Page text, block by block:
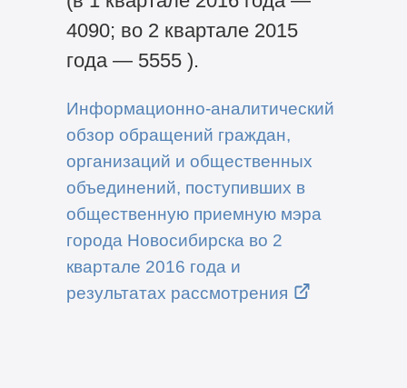
4090; во 2 квартале 2015
года — 5555 ).
Информационно-аналитический
обзор обращений граждан,
организаций и общественных
объединений, поступивших в
общественную приемную мэра
города Новосибирска во 2
квартале 2016 года и
результатах рассмотрения